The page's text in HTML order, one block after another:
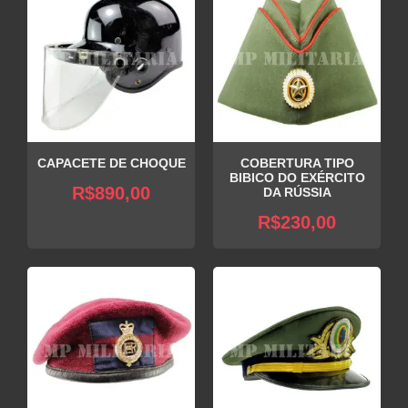
CAPACETE DE CHOQUE
R$890,00
COBERTURA TIPO
BIBICO DO EXÉRCITO
DA RÚSSIA
R$230,00